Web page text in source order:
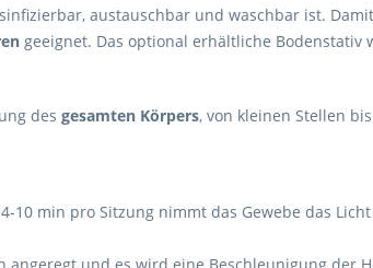
austauschbar und waschbar ist.
geeignet. Das optional erhältliche
des gesamten Körpers, von kleinen Stellen
min pro Sitzung nimmt das Gewebe das